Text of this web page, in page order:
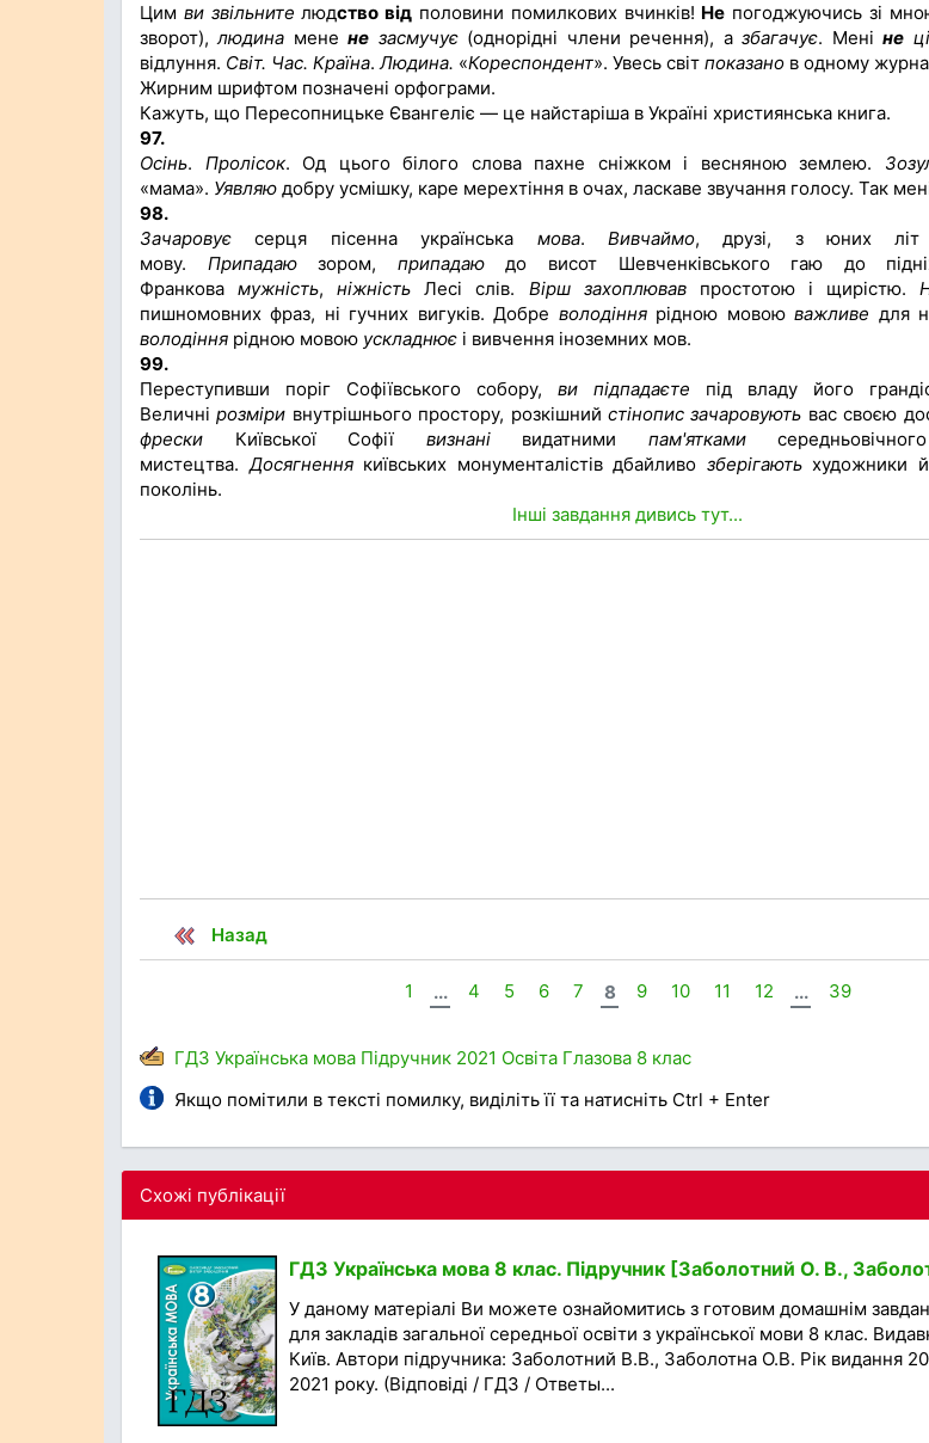
Цим ви звільните людствовід половини помилкових вчинків! Не погоджуючись зі
зворот),людина менене засмучує(однорідні члени речення), азбагачує. Меніне
відлуння. Світ. Час. Країна.Людина. «Кореспондент». Увесь світ показано в одному
Жирним шрифтом позначені орфограми.
Кажуть, що Пересопницьке Євангеліє — це найстаріша в Україні християнська книга.
97.
Осінь. Пролісок. Од цього білого слова пахне сніжком і весняною землею.
«мама». Уявляю добру усмішку, каре мерехтіння в очах, ласкаве звучання голосу. Так
98.
Зачаровує серця пісенна українська мова. Вивчаймо, друзі, з юних літ
мову. Припадаюзором, припадаюдо висот Шевченківського гаю до
Франковамужність,ніжність Лесі слів. Вірш захоплювавпростотою і щирістю.
пишномовних фраз, ні гучних вигуків. Добре володіннярідною мовоюважливе для
володіння рідною мовою ускладнює і вивчення іноземних мов.
99.
Переступивши поріг Софіївського собору, ви підпадаєте під владу його
Величнірозміри внутрішнього простору, розкішнийстінопис зачаровують вас своєю
фрески Київської Софії визнанівидатними пам'ятками
мистецтва.Досягненнякиївських монументалістів дбайливо зберігаютьхудожники й
поколінь.
Інші завдання дивись тут...
Назад
1 ... 4 5 6 7 8 9 10 11 12 ... 39
ГДЗ Українська мова Підручник 2021 Освіта Глазова 8 клас
Якщо помітили в тексті помилку, виділіть її та натисніть Ctrl + Enter
Схожі публікації
ГДЗ Українська мова 8 клас. Підручник [Заболотний О. В.,
У даному матеріалі Ви можете ознайомитись з готовим домашнім
для закладів загальної середньої освіти з української мови 8 клас.
Київ. Автори підручника: Заболотний В.В., Заболотна О.В. Рік видання
2021 року. (Відповіді / ГДЗ / Ответы...